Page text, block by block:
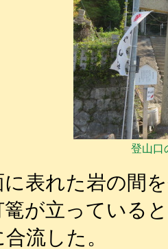
登山口
表れた岩の間
が立っている
流した。